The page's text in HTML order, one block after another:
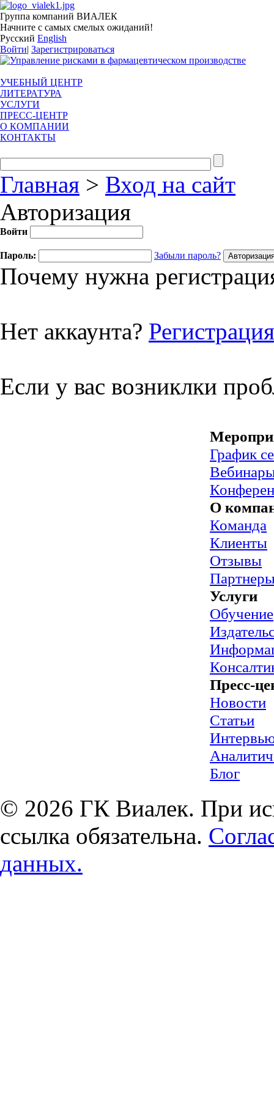
Группа компаний ВИАЛЕК
Начните с самых смелых ожиданий!
Русский English
Войти| Зарегистрироваться
УЧЕБНЫЙ ЦЕНТР
ЛИТЕРАТУРА
УСЛУГИ
ПРЕСС-ЦЕНТР
О КОМПАНИИ
КОНТАКТЫ
Главная > Вход на сайт
Авторизация
Войти
Пароль: Забыли пароль?
Почему нужна
Нет аккаунта? Регистрация
Если у вас возниклки
График
О
Команда
Клиенты
Отзывы
Услуги
Обучение
Пресс-
Новости
Статьи
Блог
© 2026 ГК Виалек. При
ссылка обязательна.
данных.